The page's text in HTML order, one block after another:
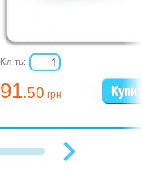
91.50 грн
Кіл-ть: